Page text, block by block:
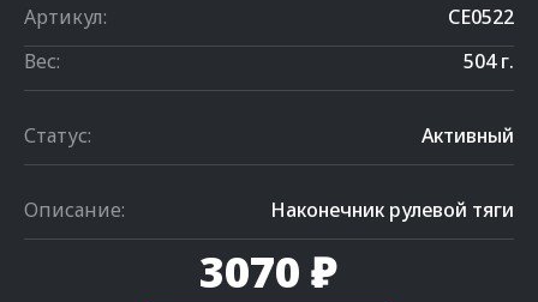
Артикул:
CE0522
Вес:
504 г.
Статус: Активный
Описание: Наконечник рулевой тяги
3070 ₽